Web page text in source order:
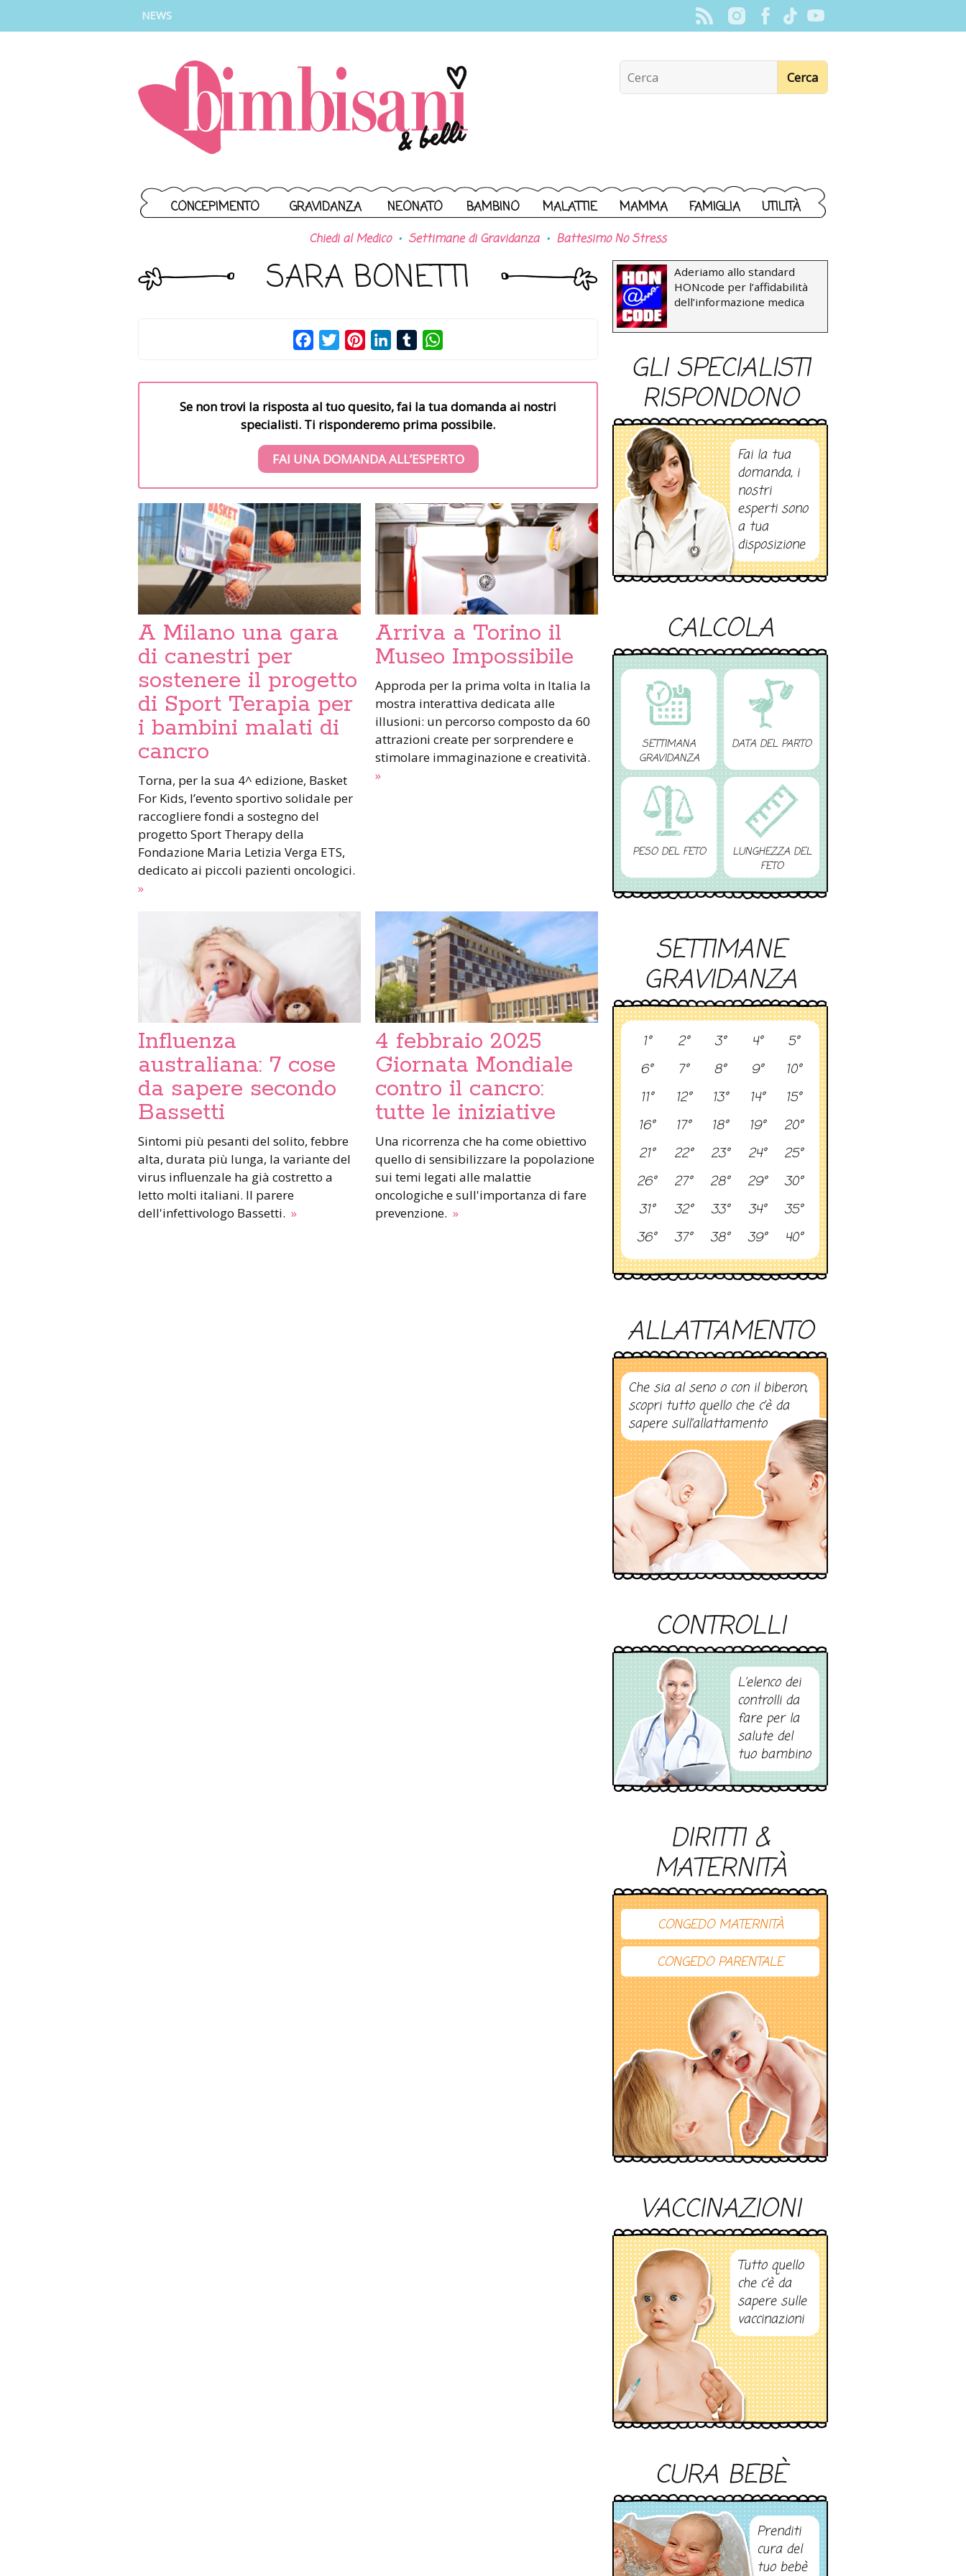
NEWS
CONCEPIMENTO GRAVIDANZA NEONATO BAMBINO MALATTIE MAMMA FAMIGLIA UTILITÀ
Chiedi al Medico Settimane di Gravidanza Battesimo No Stress
SARA BONETTI
FacebookTwitterPinterestLinkedInTumblr
Se non trovi la risposta al tuo quesito, fai la tua domanda ai nostri
specialisti. Ti risponderemo prima possibile.
FAI UNA DOMANDA ALL’ESPERTO
A Milano una gara
di canestri per
sostenere il progetto
di Sport Terapia per
i bambini malati di
cancro
Torna, per la sua 4^ edizione, Basket
For Kids, l’evento sportivo solidale per
raccogliere fondi a sostegno del
progetto Sport Therapy della
Fondazione Maria Letizia Verga ETS,
dedicato ai piccoli pazienti oncologici.
»
Arriva a Torino il
Museo Impossibile
Approda per la prima volta in Italia la
mostra interattiva dedicata alle
illusioni: un percorso composto da 60
attrazioni create per sorprendere e
stimolare immaginazione e creatività.
»
Influenza
australiana: 7 cose
da sapere secondo
Bassetti
Sintomi più pesanti del solito, febbre
alta, durata più lunga, la variante del
virus influenzale ha già costretto a
letto molti italiani. Il parere
dell'infettivologo Bassetti. »
4 febbraio 2025
Giornata Mondiale
contro il cancro:
tutte le iniziative
Una ricorrenza che ha come obiettivo
quello di sensibilizzare la popolazione
sui temi legati alle malattie
oncologiche e sull'importanza di fare
prevenzione. »
Aderiamo allo standard
HONcode per l’affidabilità
dell’informazione medica
GLI SPECIALISTI
RISPONDONO
Fai la tua
domanda, i
nostri
esperti sono
a tua
disposizione
CALCOLA
SETTIMANA
GRAVIDANZA
DATA DEL PARTO
PESO DEL FETO
LUNGHEZZA DEL
FETO
SETTIMANE
GRAVIDANZA
1° 2° 3° 4°
5°
6°
7° 8° 9°
10°
11°
12° 13° 14°
15°
16°
17° 18° 19°
20°
21°
22° 23° 24°
25°
26°
27° 28° 29°
30°
31°
32° 33° 34°
35°
36°
37° 38° 39° 40°
ALLATTAMENTO
Che sia al seno o con il biberon,
scopri tutto quello che c’è da
sapere sull’allattamento
CONTROLLI
L’elenco dei
controlli da
fare per la
salute del
tuo bambino
DIRITTI &
MATERNITÀ
CONGEDO MATERNITÀ
CONGEDO PARENTALE
VACCINAZIONI
Tutto quello
che c’è da
sapere sulle
vaccinazioni
CURA BEBÈ
Prenditi
cura del
tuo bebè